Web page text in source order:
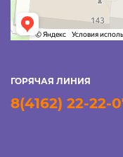
ГОРЯЧАЯ ЛИНИЯ
8(4162) 22-22-